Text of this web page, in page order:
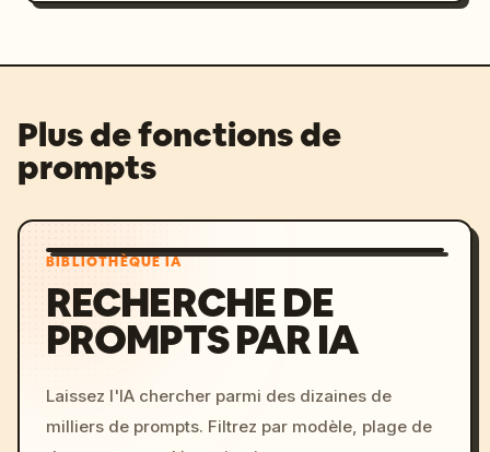
Plus de fonctions de
prompts
BIBLIOTHÈQUE IA
RECHERCHE DE
PROMPTS PAR IA
Laissez l'IA chercher parmi des dizaines de
milliers de prompts. Filtrez par modèle, plage de